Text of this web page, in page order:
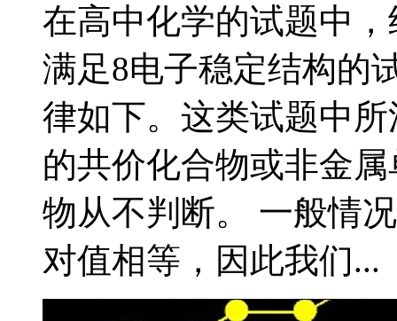
在高中化学的试题中
满足8电子稳定结构的
律如下。这类试题中
的共价化合物或非金
物从不判断。 一般情
对值相等，因此我们...